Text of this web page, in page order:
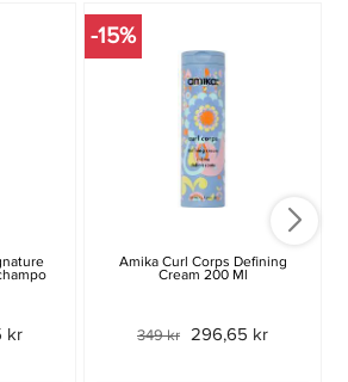
kr
-15%
Amika Curl Corps Defining
Cream 200 Ml
349 kr 296,65 kr